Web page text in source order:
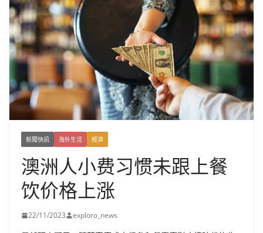
新聞快訊 海外生活 經濟
澳洲人小费习惯未跟上餐
饮价格上涨
22/11/2023 exploro_news